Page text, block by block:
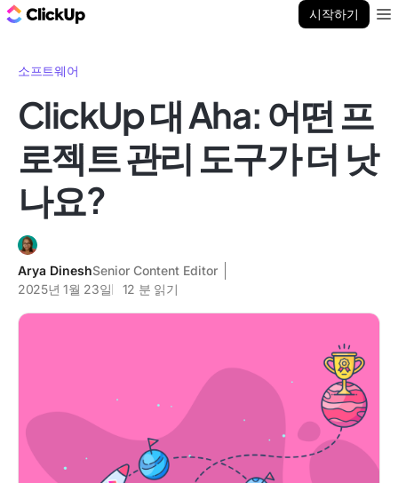
시작하기
소프트웨어
ClickUp 대 Aha: 어떤 프
로젝트 관리 도구가 더 낫
나요?
Arya DineshSenior Content Editor
2025년 1월 23일
12 분 읽기